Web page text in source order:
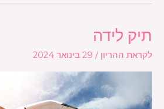
תיק לידה
לקראת ההריון / 29 בינואר 2024
תיק